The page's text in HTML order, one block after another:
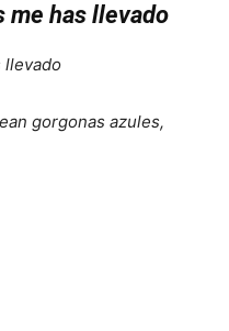
me has llevado
llevado
gorgonas azules,